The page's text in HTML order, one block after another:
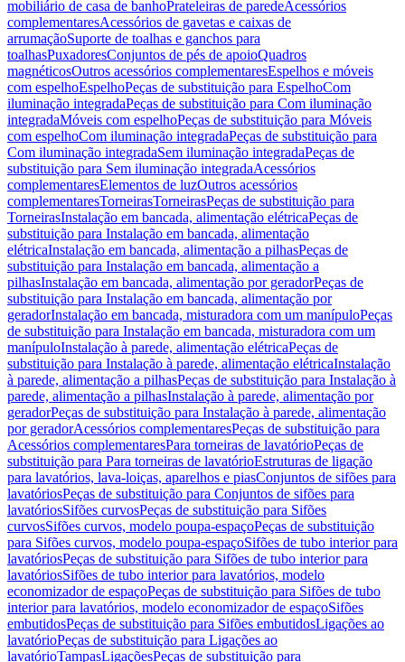
mobiliário de casa de banhoPrateleiras de paredeAcessórios
complementaresAcessórios de gavetas e caixas de
arrumaçãoSuporte de toalhas e ganchos para
toalhasPuxadoresConjuntos de pés de apoioQuadros
magnéticosOutros acessórios complementaresEspelhos e móveis
com espelhoEspelhoPeças de substituição para EspelhoCom
iluminação integradaPeças de substituição para Com iluminação
integradaMóveis com espelhoPeças de substituição para Móveis
com espelhoCom iluminação integradaPeças de substituição para
Com iluminação integradaSem iluminação integradaPeças de
substituição para Sem iluminação integradaAcessórios
complementaresElementos de luzOutros acessórios
complementaresTorneirasTorneirasPeças de substituição para
TorneirasInstalação em bancada, alimentação elétricaPeças de
substituição para Instalação em bancada, alimentação
elétricaInstalação em bancada, alimentação a pilhasPeças de
substituição para Instalação em bancada, alimentação a
pilhasInstalação em bancada, alimentação por geradorPeças de
substituição para Instalação em bancada, alimentação por
geradorInstalação em bancada, misturadora com um manípuloPeças
de substituição para Instalação em bancada, misturadora com um
manípuloInstalação à parede, alimentação elétricaPeças de
substituição para Instalação à parede, alimentação elétricaInstalação
à parede, alimentação a pilhasPeças de substituição para Instalação à
parede, alimentação a pilhasInstalação à parede, alimentação por
geradorPeças de substituição para Instalação à parede, alimentação
por geradorAcessórios complementaresPeças de substituição para
Acessórios complementaresPara torneiras de lavatórioPeças de
substituição para Para torneiras de lavatórioEstruturas de ligação
para lavatórios, lava-loiças, aparelhos e piasConjuntos de sifões para
lavatóriosPeças de substituição para Conjuntos de sifões para
lavatóriosSifões curvosPeças de substituição para Sifões
curvosSifões curvos, modelo poupa-espaçoPeças de substituição
para Sifões curvos, modelo poupa-espaçoSifões de tubo interior para
lavatóriosPeças de substituição para Sifões de tubo interior para
lavatóriosSifões de tubo interior para lavatórios, modelo
economizador de espaçoPeças de substituição para Sifões de tubo
interior para lavatórios, modelo economizador de espaçoSifões
embutidosPeças de substituição para Sifões embutidosLigações ao
lavatórioPeças de substituição para Ligações ao
lavatórioTampasLigaçõesPeças de substituição para